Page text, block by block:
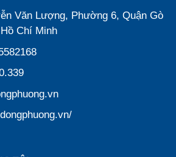
Văn Lượng, Phường 6, Quận Gò
Chí Minh